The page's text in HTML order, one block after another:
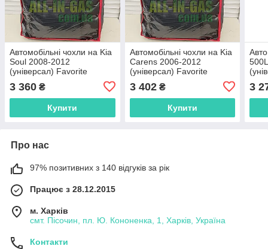
Автомобільні чохли на Kia
Soul 2008-2012
(універсал) Favorite
3 360 ₴
Купити
Автомобільні чохли на Kia
Carens 2006-2012
(універсал) Favorite
3 402₴
Купити
3
Про нас
97% позитивних з 140 відгуків за рік
Працює з 28.12.2015
м. Харків
смт. Пісочин, пл. Ю. Кононенка, 1, Харків, Україна
Контакти